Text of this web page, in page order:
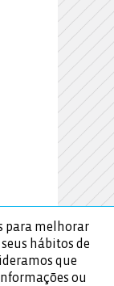
para melhorar
hábitos de
que
ou